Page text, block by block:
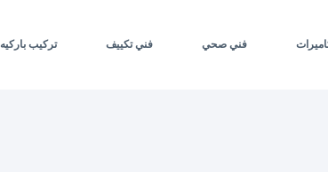
فني صحي فني تكييف تركيب باركيه